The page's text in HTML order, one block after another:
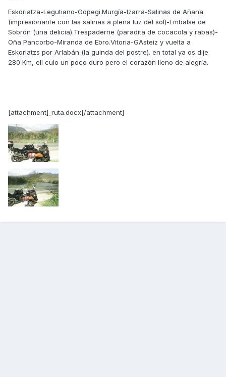
Eskoriatza-Legutiano-Gopegi.Murgía-Izarra-Salinas de Añana
(impresionante con las salinas a plena luz del sol)-Embalse de
Sobrón (una delicia).Trespaderne (paradita de cocacola y rabas)-
Oña Pancorbo-Miranda de Ebro.Vitoria-GAsteiz y vuelta a
Eskoriatzs por Arlabán (la guinda del postre). en total ya os dije
280 Km, ell culo un poco duro pero el corazón lleno de alegría.
[attachment]_ruta.docx[/attachment]